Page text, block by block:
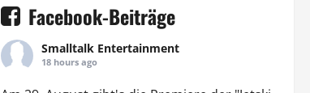
Facebook-Beiträge
Smalltalk Entertainment
18 hours ago